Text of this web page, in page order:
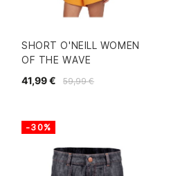
SHORT O'NEILL WOMEN
OF THE WAVE
59,99 €
41,99 €
-30%